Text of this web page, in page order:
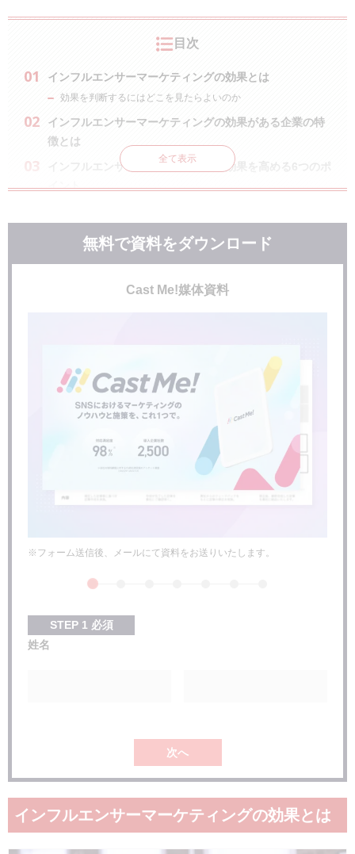
目次
インフルエンサーマーケティングの効果とは
効果を判断するにはどこを見たらよいのか
インフルエンサーマーケティングの効果がある企業の特
徴とは
インフルエンサーマーケティングの効果を高める6つのポ
イント
どのSNSで実施するかを決める
どの程度のユーザーにリーチさせるかを決める
インフルエンサーに合わせた商品でマーケティングを行う
入念に打ち合わせをする
全て表示
無料で資料をダウンロード
※フォーム送信後、メールにて資料をお送りいたします。
Cast Me!媒体資料
STEP 1 必須
姓名
次へ
インフルエンサーマーケティングの効果とは